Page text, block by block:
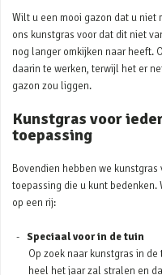
Wilt u een mooi gazon dat u niet
ons kunstgras voor dat dit niet
nog langer omkijken naar heeft.
daarin te werken, terwijl het er
gazon zou liggen.
Kunstgras voor
toepassing
Bovendien hebben we
toepassing die u kunt bedenken.
op een rij:
Speciaal voor in de tuin
Op zoek naar kunstgras in
heel het jaar zal stralen en